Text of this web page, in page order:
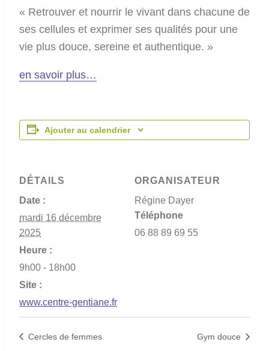
« Retrouver et nourrir le vivant dans chacune de
ses cellules et exprimer ses qualités pour une
vie plus douce, sereine et authentique. »
en savoir plus…
Ajouter au calendrier
DÉTAILS
Date :
mardi 16 décembre
2025
Heure :
9h00 - 18h00
Site :
www.centre-gentiane.fr
ORGANISATEUR
Régine Dayer
Téléphone
06 88 89 69 55
Cercles de femmes Gym douce